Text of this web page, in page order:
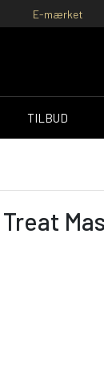
E-mærket
TILBUD